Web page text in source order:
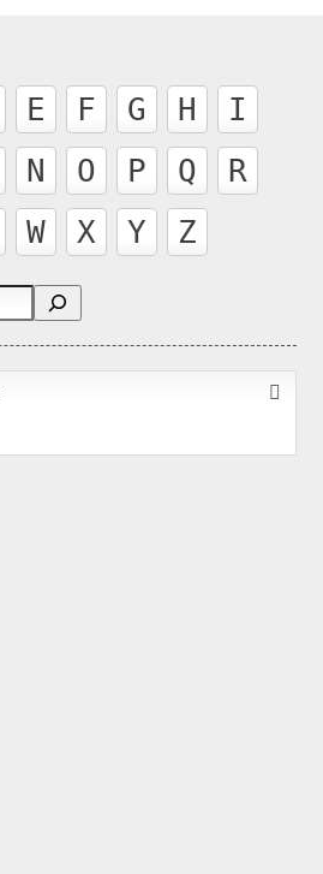
E F G H
I
N O P Q
R
W X Y Z